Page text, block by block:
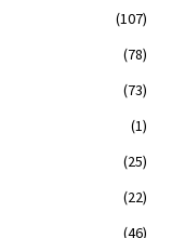
(107)
(78)
(73)
(1)
(25)
(22)
(46)